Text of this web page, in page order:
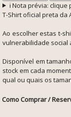
ℹ️ Nota prévia: clique
T-Shirt oficial preta da
Ao escolher estas t-
vulnerabilidade social
Disponível em
stock em cada
qual ou quais os
Como Comprar /